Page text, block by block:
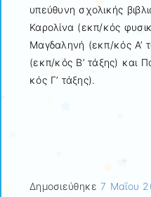
υπεύθυνη σχολικής
Καρολίνα (εκπ/κός
Μαγδαληνή (εκπ/κός Α’
(εκπ/κός Β’ τάξης) και
κός Γ’ τάξης).
Δημοσιεύθηκε7 Μαΐου